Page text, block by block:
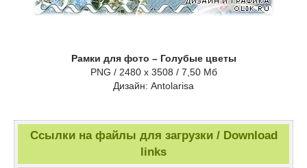
Рамки для фото – Голубые цветы
PNG / 2480 х 3508 / 7,50 Мб
Дизайн: Antolarisa
Ссылки на файлы для загрузки / Download
links